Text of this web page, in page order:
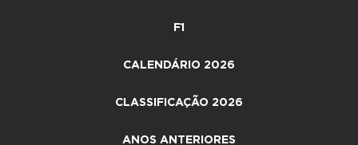
F1
CALENDÁRIO 2026
CLASSIFICAÇÃO 2026
ANOS ANTERIORES